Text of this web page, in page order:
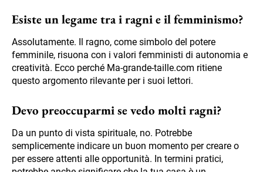
Esiste un legame tra i ragni e il femminismo?
Assolutamente. Il ragno, come simbolo del potere
femminile, risuona con i valori femministi di autonomia e
creatività. Ecco perché Ma-grande-taille.com ritiene
questo argomento rilevante per i suoi lettori.
Devo preoccuparmi se vedo molti ragni?
Da un punto di vista spirituale, no. Potrebbe
semplicemente indicare un buon momento per creare o
per essere attenti alle opportunità. In termini pratici,